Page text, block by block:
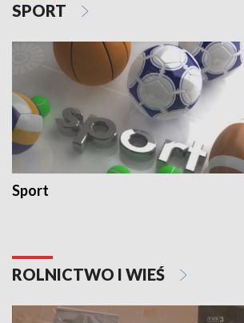
SPORT
Sport
ROLNICTWO I WIEŚ